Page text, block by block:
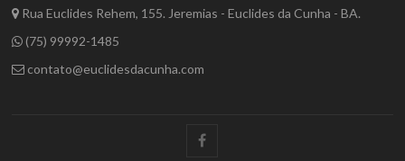
Rua Euclides Rehem, 155. Jeremias - Euclides da Cunha - BA.
(75) 99992-1485
contato@euclidesdacunha.com
facebook